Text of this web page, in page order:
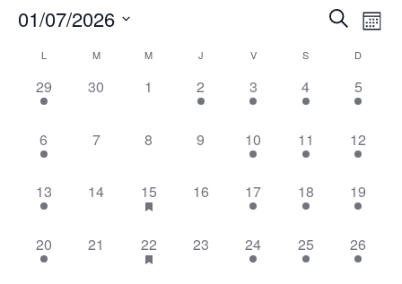
Recherche
Mois
01/07/2026
une
date.
Calendrier
de
Évènements
L M M J V S D
1
évènement,
29
0
30
0
évènement,
1
1
évènement,
2
1
évènement,
3
1
évènement,
4
1
5
1
évènement,
6
0
7
0
8
0
évènement,
9
1
évènement,
10
1
évènement,
11
1
12
1
évènement,
13
0
évènement,
14
1
évènement,
15
0
évènement,
16
1
évènement,
17
1
évènement,
18
1
19
1
évènement,
20
0
évènement,
21
1
évènement,
22
0
évènement,
23
1
évènement,
24
1
évènement,
25
1
26